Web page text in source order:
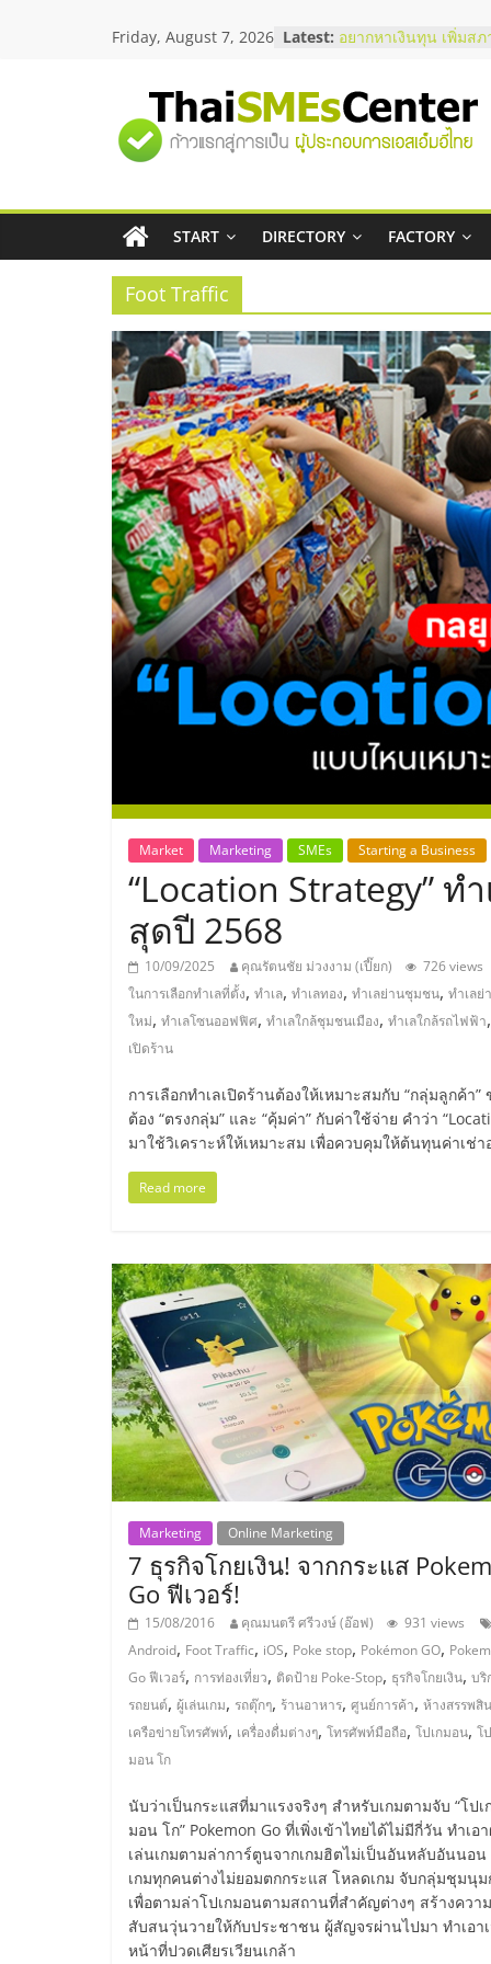
Friday, August 7, 2026 Latest: อยากหาเงินทุน เพิ่มส
สัมมนาออนไลน์ โอก
บริการน้ำมัน Shell
สัมมนาลงทุน แฟรนไช
ThaiFranchise
โซลูชันระบบภาพและ
บริษัท Cybersecurity
วิธีเลือกผู้ให้บริการให้
"ศูนย์
รวม
ข้อมูล
ธุรกิจ
SME
แห่ง
ประเทศไทย,
รวม
ธุรกิจ
ส
เอ็
มอี
ไทย,
SMEs,
แฟ
รน
ที่
ปรึกษา
แฟ
รน
ไชส์,
รวม
แฟ
รน
ไชส์
ขาย
แฟ
START DIRECTORY FACTORY
Foot Traffic
Market Marketing SMEs Starting a Business
“Location Strategy” ท
สุดปี 2568
10/09/2025 คุณรัตนชัย ม่วงงาม (เปี๊ยก) 726 views
ในการเลือกทำเลที่ตั้ง, ทำเล, ทำเลทอง, ทำเลย่านชุมชน, ทำเล
ใหม่, ทำเลโซนออฟฟิศ, ทำเลใกล้ชุมชนเมือง, ทำเลใกล้รถไฟฟ้า,
เปิดร้าน
การเลือกทำเลเปิดร้านต้องให้เหมาะสมกับ “กลุ่มลูกค้
ต้อง “ตรงกลุ่ม” และ “คุ้มค่า” กับค่าใช้จ่าย คำว่า
มาใช้วิเคราะห์ให้เหมาะสม เพื่อควบคุมให้ต้นทุนค่าเช่า
Read more
Marketing Online Marketing
7 ธุรกิจโกยเงิน! จากกระแส
Go ฟีเวอร์!
15/08/2016 คุณมนตรี ศรีวงษ์ (อ๊อฟ)
931 views
Android, Foot Traffic, iOS, Poke stop, Pokémon GO,
Go ฟีเวอร์, การท่องเที่ยว, ติดป้าย Poke-Stop, ธุรกิจโกยเงิน, บริ
รถยนต์, ผู้เล่นเกม, รถตุ๊กๆ, ร้านอาหาร, ศูนย์การค้า, ห้างสรรพสิ
เครือข่ายโทรศัพท์, เครื่องดื่มต่างๆ, โทรศัพท์มือถือ, โปเกมอน, โ
มอน โก
นับว่าเป็นกระแสที่มาแรงจริงๆ สำหรับเกมตามจับ “โปเ
มอน โก” Pokemon Go ที่เพิ่งเข้าไทยได้ไม่มีกี่วัน ทำเอ
เล่นเกมตามล่าการ์ตูนจากเกมฮิตไม่เป็นอันหลับอันนอน
เกมทุกคนต่างไม่ยอมตกกระแส โหลดเกม จับกลุ่มชุมนุ
เพื่อตามล่าโปเกมอนตามสถานที่สำคัญต่างๆ สร้างความ
สับสนวุ่นวายให้กับประชาชน ผู้สัญจรผ่านไปมา ทำเอา
หน้าที่ปวดเศียรเวียนเกล้า